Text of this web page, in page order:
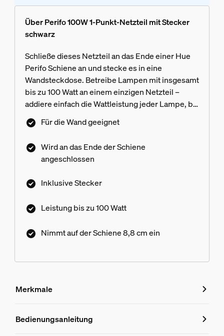
Über Perifo 100W 1-Punkt-Netzteil mit Stecker
schwarz
Schließe dieses Netzteil an das Ende einer Hue
Perifo Schiene an und stecke es in eine
Wandsteckdose. Betreibe Lampen mit insgesamt
bis zu 100 Watt an einem einzigen Netzteil –
addiere einfach die Wattleistung jeder Lampe, bis
Du den Schwellenwert erreichst. Nur für das Hue
Perifo Track Lighting System.
Für die Wand geeignet
Wird an das Ende der Schiene
angeschlossen
Inklusive Stecker
Leistung bis zu 100 Watt
Nimmt auf der Schiene 8,8 cm ein
Merkmale
Merkmale
Bedienungsanleitung